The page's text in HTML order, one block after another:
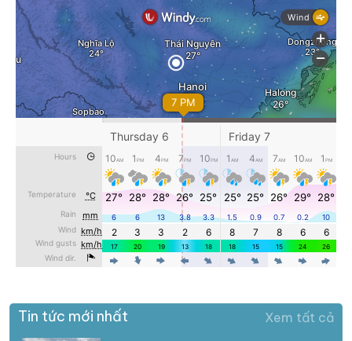
Tin tức mới nhất Xem tất cả